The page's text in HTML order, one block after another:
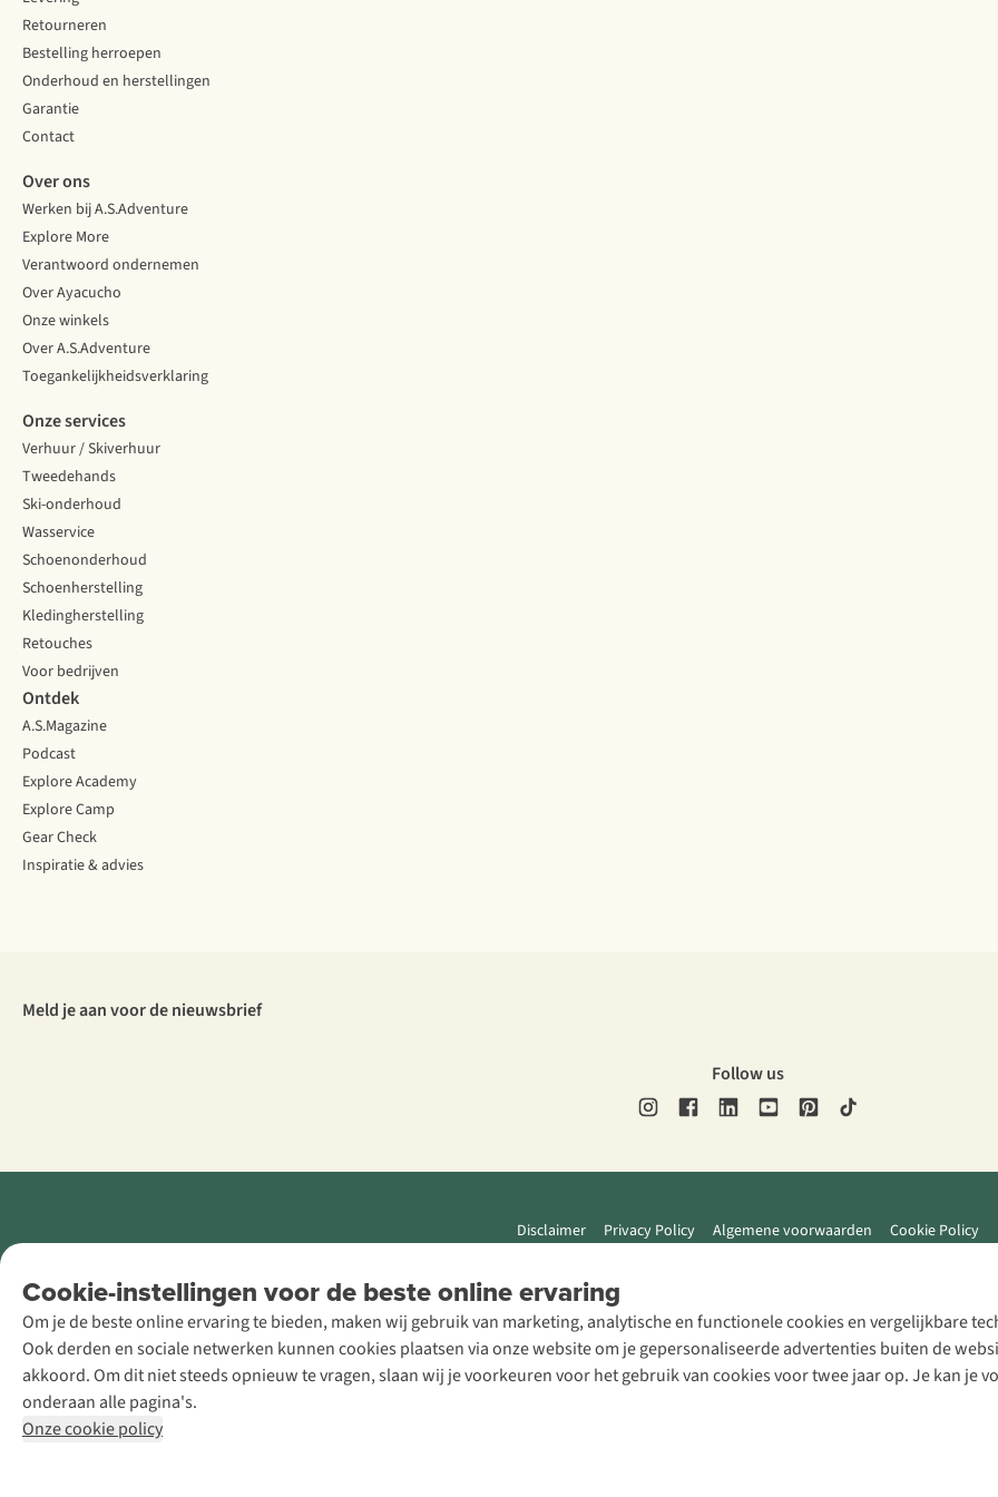
Cookie-instellingen voor de beste online ervaring
Om je de beste online ervaring te bieden, maken wij gebruik van marketing, analytische en functionele cookies en vergelijkbare
Ook derden en sociale netwerken kunnen cookies plaatsen via onze website om je gepersonaliseerde advertenties buiten de
akkoord. Om dit niet steeds opnieuw te vragen, slaan wij je voorkeuren voor het gebruik van cookies voor twee jaar op. Je kan je
onderaan alle pagina's.
Onze cookie policy
Retourneren
Bestelling herroepen
Onderhoud en herstellingen
Garantie
Contact
Over ons
Werken bij A.S.Adventure
Explore More
Verantwoord ondernemen
Over Ayacucho
Onze winkels
Over A.S.Adventure
Toegankelijkheidsverklaring
Onze services
Verhuur / Skiverhuur
Tweedehands
Ski-onderhoud
Wasservice
Schoenonderhoud
Schoenherstelling
Kledingherstelling
Retouches
Voor bedrijven
Ontdek
A.S.Magazine
Podcast
Explore Academy
Explore Camp
Gear Check
Inspiratie & advies
Meld je aan voor de nieuwsbrief
Follow us
Disclaimer Privacy Policy Algemene voorwaarden Cookie Policy
Retail Concepts
NV,
Smallandlaan
9, B-2660
Hoboken
+32 (0)3 828
30 15